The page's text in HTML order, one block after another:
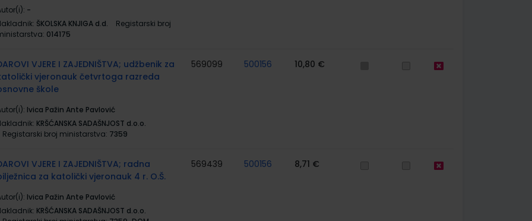
-
ŠKOLSKA KNJIGA d.d.
Registarski broj
014175
VJERE I ZAJEDNIŠTVA; udžbenik za
vjeronauk četvrtoga razreda
škole
Ivica Pažin Ante Pavlović
KRŠĆANSKA SADAŠNJOST d.o.o.
Registarski broj ministarstva: 7359
569099 500156 10,80 €
VJERE I ZAJEDNIŠTVA; radna
za katolički vjeronauk 4 r. O.Š.
Ivica Pažin Ante Pavlović
KRŠĆANSKA SADAŠNJOST d.o.o.
569439 500156 8,71 €